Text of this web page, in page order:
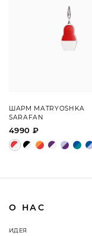
ШАРМ MATRYOSHKA
SARAFAN
4990 ₽
О НАС
ИДЕЯ